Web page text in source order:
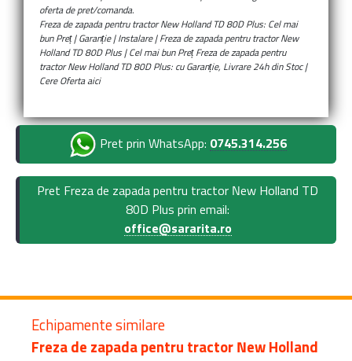
oferta de pret/comanda.
Freza de zapada pentru tractor New Holland TD 80D Plus: Cel mai
bun Preț | Garanție | Instalare | Freza de zapada pentru tractor New
Holland TD 80D Plus | Cel mai bun Preț Freza de zapada pentru
tractor New Holland TD 80D Plus: cu Garanție, Livrare 24h din Stoc |
Cere Oferta aici
Pret prin WhatsApp: 0745.314.256
Pret Freza de zapada pentru tractor New Holland TD
80D Plus prin email:
office@sararita.ro
Echipamente similare
Freza de zapada pentru tractor New Holland